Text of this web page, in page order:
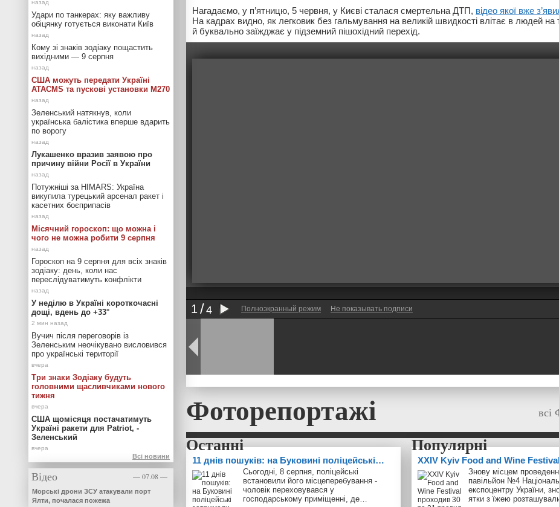
Нагадаємо, у п’ятницю, 5 червня, у Києві сталася смертельна ДТП, відео якої вже
На кадрах видно, як легковик без гальмування на великій швидкості влітає в людей на
й буквально заїжджає у підземний пішохідний перехід.
1 4 Полноэкранный режим Не показывать подписи
Фоторепортажі всі
11 днів пошуків: на Буковині поліцейські…
Сьогодні, 8 серпня, поліцейські
встановили його місцеперебування -
чоловік переховувався у
господарському приміщенні, де…
ХXІV Kyiv Food and Wine
Знову місцем
павільйон №4
експоцентру України,
ятки з їжею
Удари по танкерах: яку важливу
обіцянку готується виконати Київ
Кому зі знаків зодіаку пощастить
вихідними — 9 серпня
США можуть передати Україні
ATACMS та пускові установки M270
Зеленський натякнув, коли
українська балістика вперше вдарить
по ворогу
Лукашенко вразив заявою про
причину війни Росії в України
Потужніші за HIMARS: Україна
викупила турецький арсенал ракет і
касетних боєприпасів
Місячний гороскоп: що можна і
чого не можна робити 9 серпня
Гороскоп на 9 серпня для всіх знаків
зодіаку: день, коли нас
переслідуватимуть конфлікти
У неділю в Україні короткочасні
дощі, вдень до +33°
Вучич після переговорів із
Зеленським неочікувано висловився
про українські території
Три знаки Зодіаку будуть
головними щасливчиками нового
тижня
США щомісяця постачатимуть
Україні ракети для Patriot, -
Зеленський
Всі новини
Відео — 07.08 —
Морські дрони ЗСУ атакували порт
Ялти, почалася пожежа